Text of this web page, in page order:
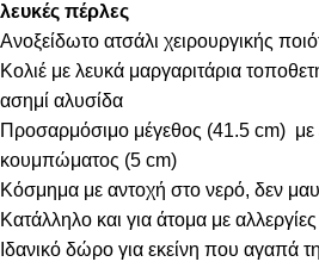
λευκές πέρλες
Ανοξείδωτο ατσάλι χειρουργικής
Κολιέ με λευκά μαργαριτάρια
ασημί αλυσίδα
Προσαρμόσιμο μέγεθος (41.5 cm) με
κουμπώματος (5 cm)
Κόσμημα με αντοχή στο νερό, δεν
Κατάλληλο και για άτομα με αλλεργίες
Ιδανικό δώρο για εκείνη που αγαπά